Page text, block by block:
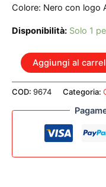
Colore: Nero con logo
Disponibilità: Solo 1
ACUS
ONE
FORSTRINGS
8
Aggiungi al
COD: 9674 Categoria: